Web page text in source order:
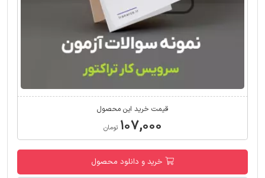
قیمت خرید این محصول
۱۰۷,۰۰۰ تومان
خرید و دانلود محصول